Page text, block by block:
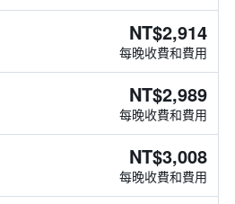
NT$2,914
每晚收費和費用
NT$2,989
每晚收費和費用
NT$3,008
每晚收費和費用